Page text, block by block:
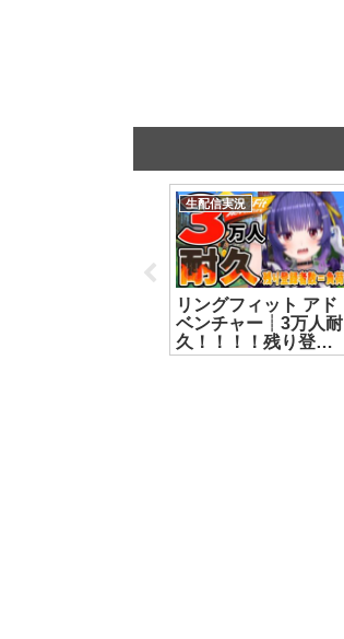
生配信実況
リングフィット アド
ベンチャー┊3万人耐
久！！！！残り登録
者数＝負荷のリング